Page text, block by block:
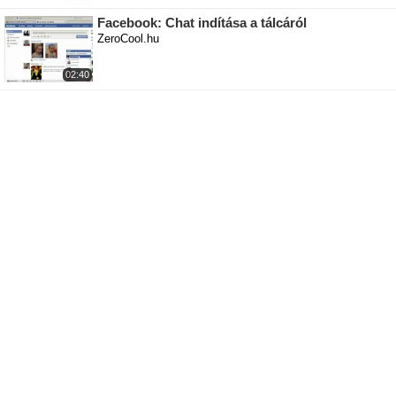
02:40
Facebook: Chat indítása a tálcáról
ZeroCool.hu